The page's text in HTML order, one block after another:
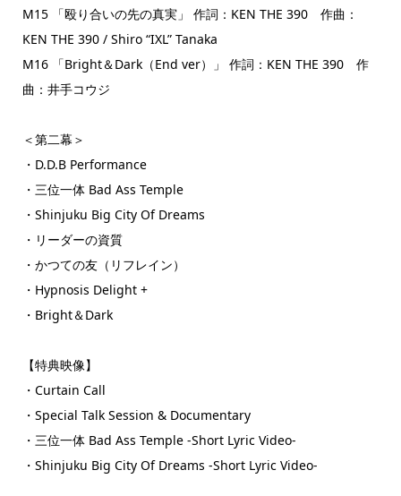
M15 「殴り合いの先の真実」 作詞：KEN THE 390 作曲：
KEN THE 390 / Shiro “IXL” Tanaka
M16 「Bright＆Dark（End ver）」 作詞：KEN THE 390 作
曲：井手コウジ
＜第二幕＞
・D.D.B Performance
・三位一体 Bad Ass Temple
・Shinjuku Big City Of Dreams
・リーダーの資質
・かつての友（リフレイン）
・Hypnosis Delight +
・Bright＆Dark
【特典映像】
・Curtain Call
・Special Talk Session & Documentary
・三位一体 Bad Ass Temple -Short Lyric Video-
・Shinjuku Big City Of Dreams -Short Lyric Video-